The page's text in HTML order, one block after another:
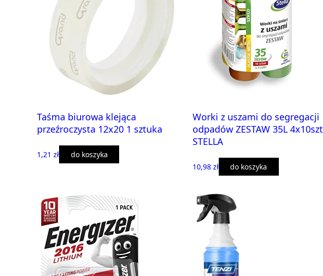
Taśma biurowa klejąca
przeźroczysta 12x20 1 sztuka
1,21 zł do koszyka
Worki z uszami do segregacji
odpadów ZESTAW 35L 4x10szt
STELLA
10,98 zł do koszyka